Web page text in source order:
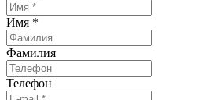
Имя *
Фамилия
Телефон